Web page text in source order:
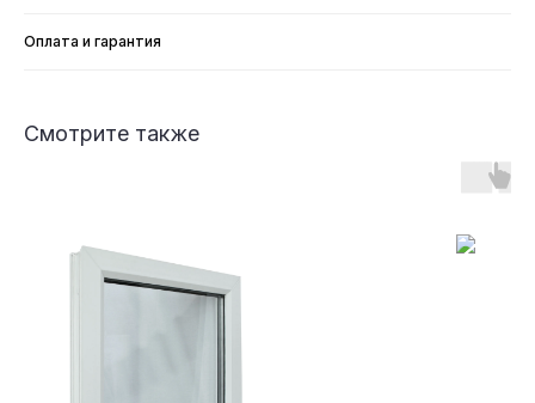
Оплата и гарантия
Смотрите также